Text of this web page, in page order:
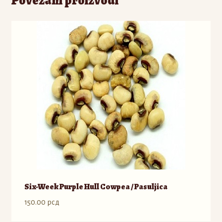
Six-Week Purple Hull Cowpea / Pasuljica
150.00 рсд